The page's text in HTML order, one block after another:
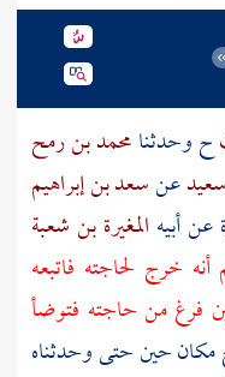
ح وحدثنامحمد بن رمح
عنسعد بن إبراهيم
عن أبيه المغيرة بن شعبة
خرج لحاجته فاتبعه
فرغ من حاجته فتوضأ
مكان حين حتى وحدثناه